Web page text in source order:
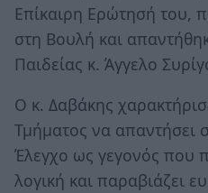
Επίκαιρη Ερώτησή του,
στη Βουλή και
Παιδείας κ. Άγγελο
Ο κ. Δαβάκης
Τμήματος να απαντήσει
Έλεγχο ως γεγονός που
λογική και παραβιάζει